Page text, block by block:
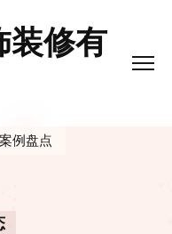
装修有
例盘点